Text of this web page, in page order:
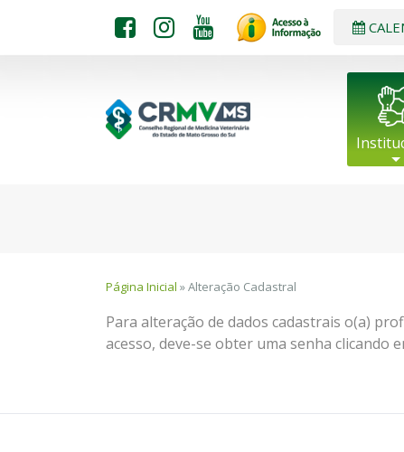
Página Inicial » Alteração Cadastral
Para alteração de dados cadastrais o(a)
acesso, deve-se obter uma senha clicando